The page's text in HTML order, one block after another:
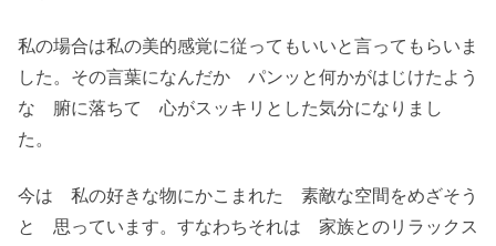
私の場合は私の美的感覚に従ってもいいと言ってもらいま
した。その言葉になんだか パンッと何かがはじけたよう
な 腑に落ちて 心がスッキリとした気分になりまし
た。
今は 私の好きな物にかこまれた 素敵な空間をめざそう
と 思っています。すなわちそれは 家族とのリラックス